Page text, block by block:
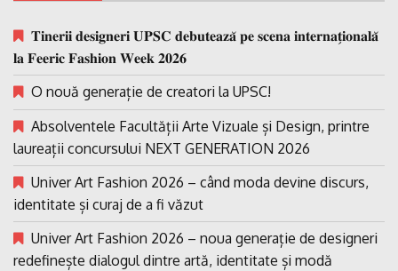
𝐓𝐢𝐧𝐞𝐫𝐢𝐢 𝐝𝐞𝐬𝐢𝐠𝐧𝐞𝐫𝐢 𝐔𝐏𝐒𝐂 𝐝𝐞𝐛𝐮𝐭𝐞𝐚𝐳𝐚̆ 𝐩𝐞 𝐬𝐜𝐞𝐧𝐚 𝐢𝐧𝐭𝐞𝐫𝐧𝐚𝐭̗𝐢𝐨𝐧𝐚𝐥𝐚̆
𝐥𝐚 𝐅𝐞𝐞𝐫𝐢𝐜 𝐅𝐚𝐬𝐡𝐢𝐨𝐧 𝐖𝐞𝐞𝐤 𝟐𝟎𝟐𝟔
O nouă generație de creatori la UPSC!
Absolventele Facultății Arte Vizuale și Design, printre
laureații concursului NEXT GENERATION 2026
Univer Art Fashion 2026 – când moda devine discurs,
identitate și curaj de a fi văzut
Univer Art Fashion 2026 – noua generație de designeri
redefinește dialogul dintre artă, identitate și modă